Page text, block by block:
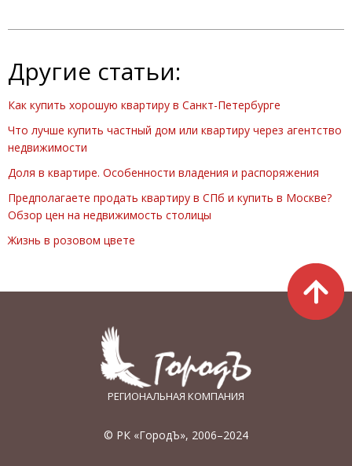
Другие статьи:
Как купить хорошую квартиру в Санкт-Петербурге
Что лучше купить частный дом или квартиру через агентство
недвижимости
Доля в квартире. Особенности владения и распоряжения
Предполагаете продать квартиру в СПб и купить в Москве?
Обзор цен на недвижимость столицы
Жизнь в розовом цвете
РЕГИОНАЛЬНАЯ КОМПАНИЯ
© РК «ГородЪ», 2006–2024